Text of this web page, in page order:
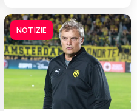
NOTIZIE